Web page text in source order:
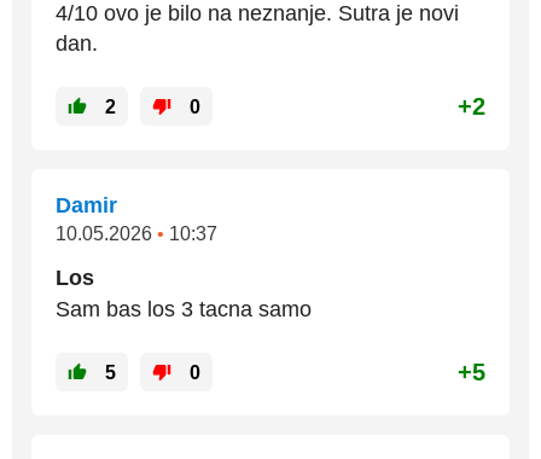
4/10 ovo je bilo na neznanje. Sutra je novi
dan.
2 0 +2
Damir
10.05.2026 • 10:37
Los
Sam bas los 3 tacna samo
5 0 +5